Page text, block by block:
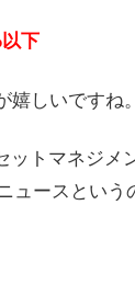
下
しいですね。
トマネジメ
ュースという